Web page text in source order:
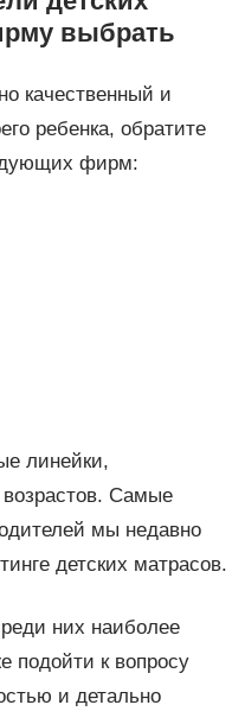
выбрать
качественный и
ребенка, обратите
фирм:
линейки,
Самые
мы недавно
детских матрасов.
них наиболее
подойти к вопросу
и детально